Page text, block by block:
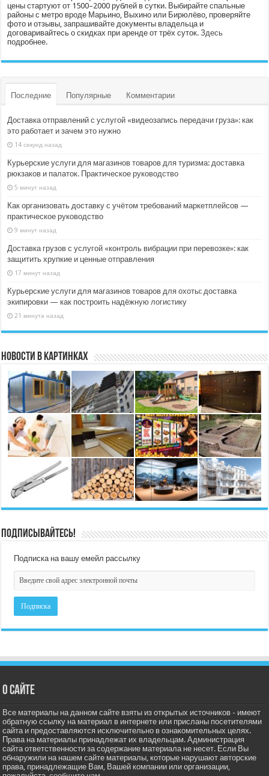
цены стартуют от 1500–2000 рублей в сутки. Выбирайте спальные
районы с метро вроде Марьино, Выхино или Бирюлёво, проверяйте
фото и отзывы, запрашивайте документы владельца и
договаривайтесь о скидках при аренде от трёх суток.Здесь
подробнее.
Последние Популярные Комментарии
Доставка отправлений с услугой «видеозапись передачи груза»: как
это работает и зачем это нужно
14 секунд назад
Курьерские услуги для магазинов товаров для туризма: доставка
рюкзаков и палаток. Практическое руководство
5 минут назад
Как организовать доставку с учётом требований маркетплейсов —
практическое руководство
9 минут назад
Доставка грузов с услугой «контроль вибрации при перевозке»: как
защитить хрупкие и ценные отправления
17 минут назад
Курьерские услуги для магазинов товаров для охоты: доставка
экипировки — как построить надёжную логистику
21 минута назад
Новости в картинках
Подписывайтесь!
Подписка на вашу емейл рассылку
О сайте
Все материалы на данном сайте взяты из открытых источников - имеют
обратную ссылку на материал в интернете или присланы посетителями
сайта и предоставляются исключительно в ознакомительных целях.
Права на материалы принадлежат их владельцам. Администрация
сайта ответственности за содержание материала не несет. Если Вы
обнаружили на нашем сайте материалы, которые нарушают авторские
права, принадлежащие Вам, Вашей компании или организации,